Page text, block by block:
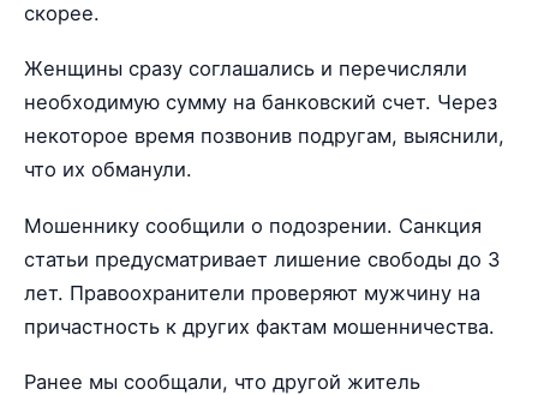
скорее.
Женщины сразу соглашались и перечисляли
необходимую сумму на банковский счет. Через
некоторое время позвонив подругам, выяснили,
что их обманули.
Мошеннику сообщили о подозрении. Санкция
статьи предусматривает лишение свободы до 3
лет. Правоохранители проверяют мужчину на
причастность к других фактам мошенничества.
Ранее мы сообщали, что другой житель